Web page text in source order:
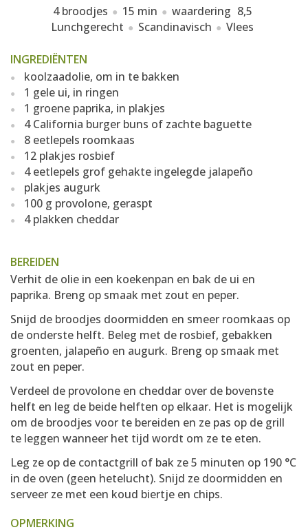
4 broodjes 15 min waardering 8,5
Lunchgerecht
Scandinavisch Vlees
INGREDIËNTEN
koolzaadolie, om in te bakken
1 gele ui, in ringen
1 groene paprika, in plakjes
4 California burger buns of zachte baguette
8 eetlepels roomkaas
12 plakjes rosbief
4 eetlepels grof gehakte ingelegde jalapeño
plakjes augurk
100 g provolone, geraspt
4 plakken cheddar
BEREIDEN
Verhit de olie in een koekenpan en bak de ui en
paprika. Breng op smaak met zout en peper.
Snijd de broodjes doormidden en smeer roomkaas op
de onderste helft. Beleg met de rosbief, gebakken
groenten, jalapeño en augurk. Breng op smaak met
zout en peper.
Verdeel de provolone en cheddar over de bovenste
helft en leg de beide helften op elkaar. Het is mogelijk
om de broodjes voor te bereiden en ze pas op de grill
te leggen wanneer het tijd wordt om ze te eten.
Leg ze op de contactgrill of bak ze 5 minuten op 190 °C
in de oven (geen hetelucht). Snijd ze doormidden en
serveer ze met een koud biertje en chips.
OPMERKING